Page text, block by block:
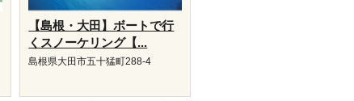
【島根・大田】ボートで行
くスノーケリング【...
島根県大田市五十猛町288-4